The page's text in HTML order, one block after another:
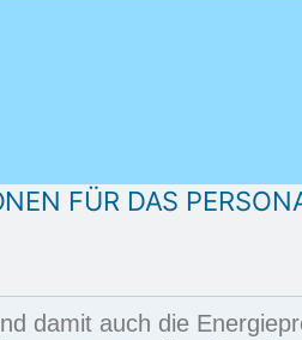
FÜR DAS
damit auch die